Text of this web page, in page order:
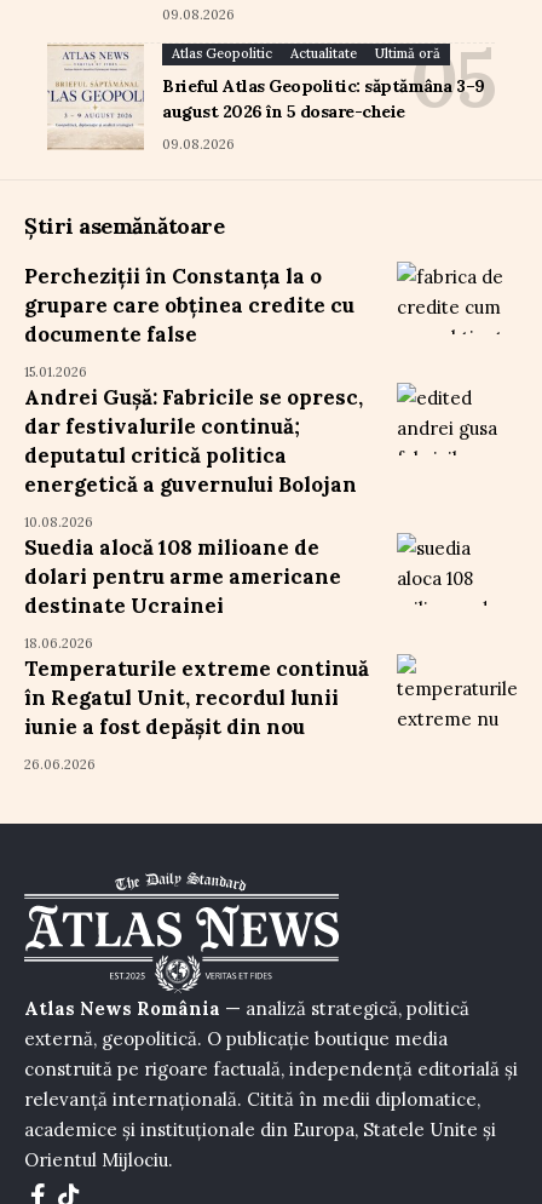
09.08.2026
Atlas Geopolitic Actualitate Ultimă oră
Brieful Atlas Geopolitic: săptămâna 3–9
august 2026 în 5 dosare-cheie
09.08.2026
Știri asemănătoare
Percheziții în Constanța la o
grupare care obținea credite cu
documente false
15.01.2026
Andrei Gușă: Fabricile se opresc,
dar festivalurile continuă;
deputatul critică politica
energetică a guvernului Bolojan
10.08.2026
Suedia alocă 108 milioane de
dolari pentru arme americane
destinate Ucrainei
18.06.2026
Temperaturile extreme continuă
în Regatul Unit, recordul lunii
iunie a fost depășit din nou
26.06.2026
Atlas News România — analiză strategică, politică
externă, geopolitică. O publicație boutique media
construită pe rigoare factuală, independență editorială și
relevanță internațională. Citită în medii diplomatice,
academice și instituționale din Europa, Statele Unite și
Orientul Mijlociu.